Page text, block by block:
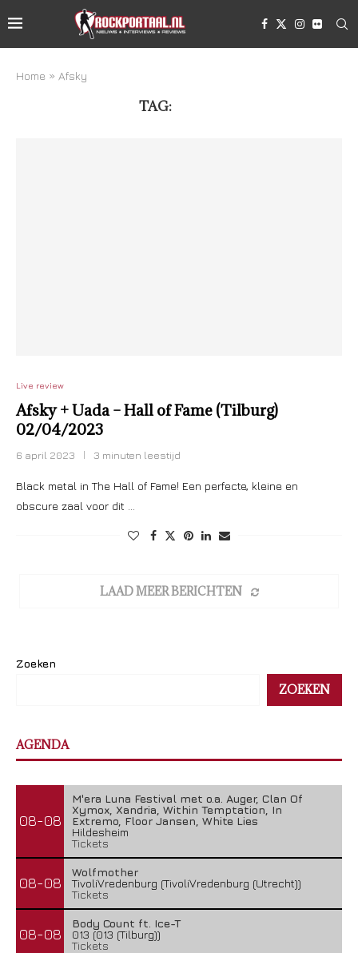
Home » Afsky
TAG:
Live review
Afsky + Uada – Hall of Fame (Tilburg)
02/04/2023
6 april 2023 3 minuten leestijd
Black metal in The Hall of Fame! Een perfecte, kleine en
obscure zaal voor dit …
LAAD MEER BERICHTEN
Zoeken
ZOEKEN
AGENDA
08-08
M'era Luna Festival met o.a. Auger, Clan Of
Xymox, Xandria, Within Temptation, In
Extremo, Floor Jansen, White Lies
Hildesheim
Tickets
08-08
Wolfmother
TivoliVredenburg (TivoliVredenburg (Utrecht))
Tickets
08-08
Body Count ft. Ice-T
013 (013 (Tilburg))
Tickets